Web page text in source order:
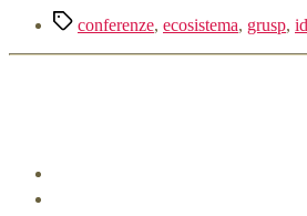
Tag conferenze, ecosistema, grusp,